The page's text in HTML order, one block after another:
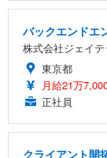
バックエンドエ
株式会社ジェイ
東京都
月給21万
正社員
クライアント開